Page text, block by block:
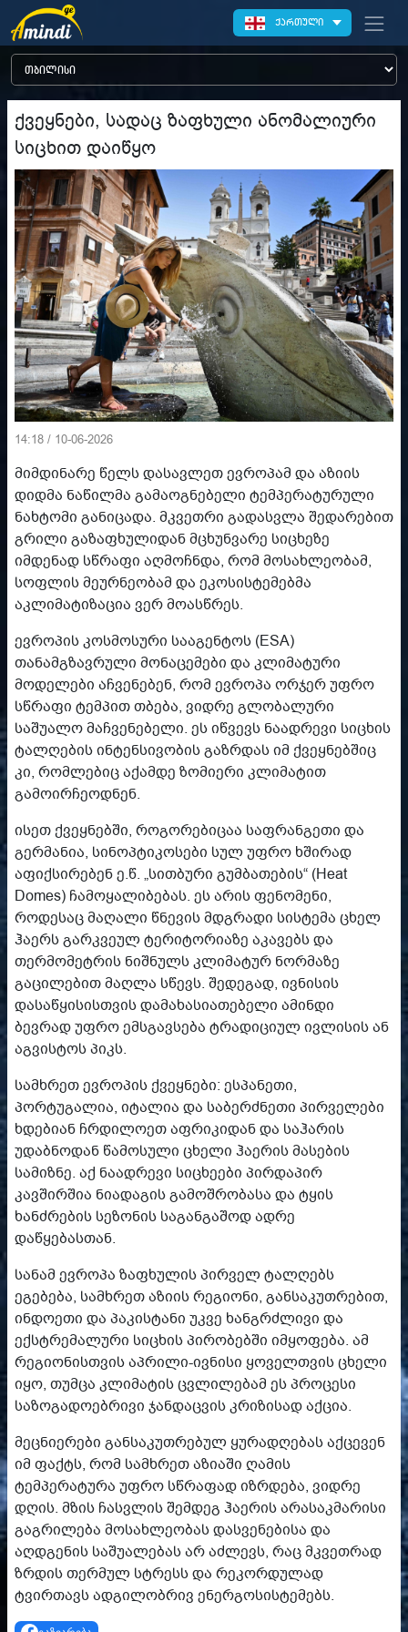
ქართული
ქვეყნები, სადაც ზაფხული ანომალიური
სიცხით დაიწყო
14:18 / 10-06-2026
მიმდინარე წელს დასავლეთ ევროპამ და აზიის
დიდმა ნაწილმა გამაოგნებელი ტემპერატურული
ნახტომი განიცადა. მკვეთრი გადასვლა შედარებით
გრილი გაზაფხულიდან მცხუნვარე სიცხეზე
იმდენად სწრაფი აღმოჩნდა, რომ მოსახლეობამ,
სოფლის მეურნეობამ და ეკოსისტემებმა
აკლიმატიზაცია ვერ მოასწრეს.
ევროპის კოსმოსური სააგენტოს (ESA)
თანამგზავრული მონაცემები და კლიმატური
მოდელები აჩვენებენ, რომ ევროპა ორჯერ უფრო
სწრაფი ტემპით თბება, ვიდრე გლობალური
საშუალო მაჩვენებელი. ეს იწვევს ნაადრევი სიცხის
ტალღების ინტენსივობის გაზრდას იმ ქვეყნებშიც
კი, რომლებიც აქამდე ზომიერი კლიმატით
გამოირჩეოდნენ.
ისეთ ქვეყნებში, როგორებიცაა საფრანგეთი და
გერმანია, სინოპტიკოსები სულ უფრო ხშირად
აფიქსირებენ ე.წ. „სითბური გუმბათების“ (Heat
Domes) ჩამოყალიბებას. ეს არის ფენომენი,
როდესაც მაღალი წნევის მდგრადი სისტემა ცხელ
ჰაერს გარკვეულ ტერიტორიაზე აკავებს და
თერმომეტრის ნიშნულს კლიმატურ ნორმაზე
გაცილებით მაღლა სწევს. შედეგად, ივნისის
დასაწყისისთვის დამახასიათებელი ამინდი
ბევრად უფრო ემსგავსება ტრადიციულ ივლისის ან
აგვისტოს პიკს.
სამხრეთ ევროპის ქვეყნები: ესპანეთი,
პორტუგალია, იტალია და საბერძნეთი პირველები
ხდებიან ჩრდილოეთ აფრიკიდან და საჰარის
უდაბნოდან წამოსული ცხელი ჰაერის მასების
სამიზნე. აქ ნაადრევი სიცხეები პირდაპირ
კავშირშია ნიადაგის გამოშრობასა და ტყის
ხანძრების სეზონის საგანგაშოდ ადრე
დაწყებასთან.
სანამ ევროპა ზაფხულის პირველ ტალღებს
ეგებება, სამხრეთ აზიის რეგიონი, განსაკუთრებით,
ინდოეთი და პაკისტანი უკვე ხანგრძლივი და
ექსტრემალური სიცხის პირობებში იმყოფება. ამ
რეგიონისთვის აპრილი-ივნისი ყოველთვის ცხელი
იყო, თუმცა კლიმატის ცვლილებამ ეს პროცესი
საზოგადოებრივი ჯანდაცვის კრიზისად აქცია.
მეცნიერები განსაკუთრებულ ყურადღებას აქცევენ
იმ ფაქტს, რომ სამხრეთ აზიაში ღამის
ტემპერატურა უფრო სწრაფად იზრდება, ვიდრე
დღის. მზის ჩასვლის შემდეგ ჰაერის არასაკმარისი
გაგრილება მოსახლეობას დასვენებისა და
აღდგენის საშუალებას არ აძლევს, რაც მკვეთრად
ზრდის თერმულ სტრესს და რეკორდულად
ტვირთავს ადგილობრივ ენერგოსისტემებს.